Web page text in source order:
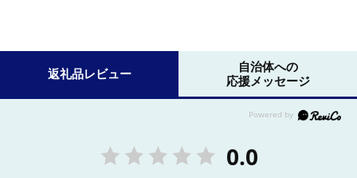
返礼品レビュー
自治体への
応援メッセージ
0.0